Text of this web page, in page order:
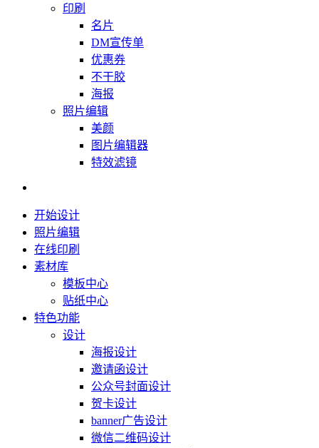
印刷
名片
DM宣传单
优惠券
不干胶
海报
照片编辑
美颜
图片编辑器
特效滤镜
开始设计
照片编辑
在线印刷
素材库
模板中心
贴纸中心
特色功能
设计
海报设计
邀请函设计
公众号封面设计
贺卡设计
banner广告设计
微信二维码设计